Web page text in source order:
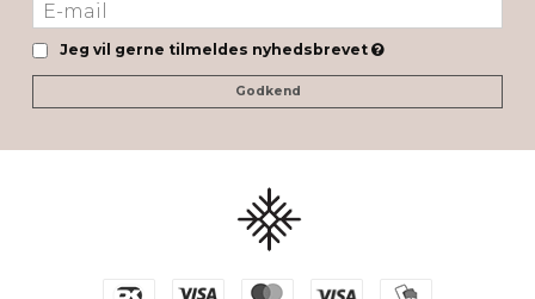
Jeg vil gerne tilmeldes nyhedsbrevet
Godkend